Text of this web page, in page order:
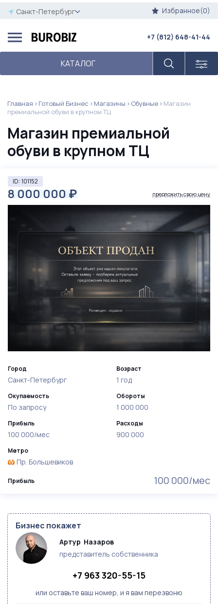
Санкт-Петербург Избранное(0)
КАТАЛОГ
+7 (812) 648-41-44
Главная Готовый Бизнес Магазины Обувные
Магазин
премиальной обуви в крупном ТЦ
Магазин премиальной
обуви в крупном ТЦ
ID: 101152
8 000 000 ₽ предложить свою цену
Прибыль 100 000/мес
Город
Санкт-Петербург
Окупаемость
По запросу
Прибыль
100 000/мес
Возраст
1 год
Обороты
1 000 000
Расходы
900 000
Метро
Пр. Большевиков
Бизнес покажет
Артур  Назаров
представитель собственника
+7 963 320-55-15
или оставьте ваш номер, и я вам перезвоню